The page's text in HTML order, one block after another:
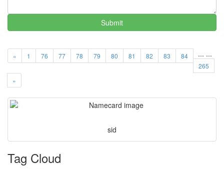
Submit
« 1 ...
76 77 78 79 80 81 82 83 84 ...
265
»
sid
Tag Cloud